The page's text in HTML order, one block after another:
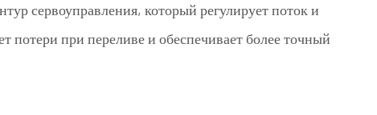
сервоуправления, который регулирует поток и
потери при переливе и обеспечивает более точный